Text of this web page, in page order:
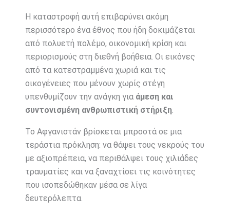
Η καταστροφή αυτή επιβαρύνει ακόμη
περισσότερο ένα έθνος που ήδη δοκιμάζεται
από πολυετή πολέμο, οικονομική κρίση και
περιορισμούς στη διεθνή βοήθεια. Οι εικόνες
από τα κατεστραμμένα χωριά και τις
οικογένειες που μένουν χωρίς στέγη
υπενθυμίζουν την ανάγκη για άμεση και
συντονισμένη ανθρωπιστική στήριξη.
Το Αφγανιστάν βρίσκεται μπροστά σε μια
τεράστια πρόκληση: να θάψει τους νεκρούς του
με αξιοπρέπεια, να περιθάλψει τους χιλιάδες
τραυματίες και να ξαναχτίσει τις κοινότητες
που ισοπεδώθηκαν μέσα σε λίγα
δευτερόλεπτα.